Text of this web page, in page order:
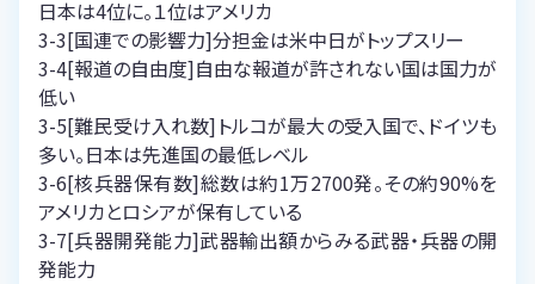
日本は4位に。１位はアメリカ
3-3[国連での影響力]分担金は米中日がトップスリー
3-4[報道の自由度]自由な報道が許されない国は国力が
低い
3-5[難民受け入れ数]トルコが最大の受入国で、ドイツも
多い。日本は先進国の最低レベル
3-6[核兵器保有数]総数は約1万2700発。その約90%を
アメリカとロシアが保有している
3-7[兵器開発能力]武器輸出額からみる武器・兵器の開
発能力